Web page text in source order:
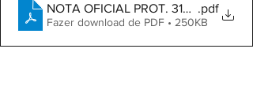
NOTA OFICIAL PROT. 3154/2023
.pdf
Fazer download de PDF • 250KB